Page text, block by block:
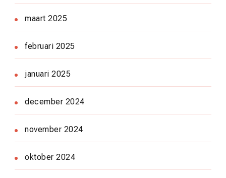
maart 2025
februari 2025
januari 2025
december 2024
november 2024
oktober 2024